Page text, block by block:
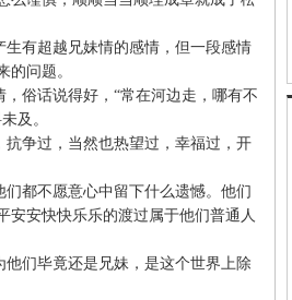
有超越兄妹情的感情，但一段感情
问题。
俗话说得好，“常在河边走，哪有不
及。
争过，当然也热望过，幸福过，开
都不愿意心中留下什么遗憾。他们
安安快快乐乐的渡过属于他们普通人
们毕竟还是兄妹，是这个世界上除